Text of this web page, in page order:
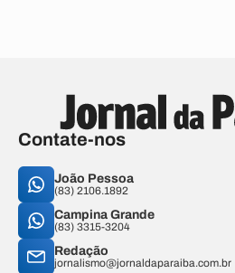
Contate-nos
João Pessoa
(83) 2106.1892
Campina Grande
(83) 3315-3204
Redação
jornalismo@jornaldaparaiba.com.br